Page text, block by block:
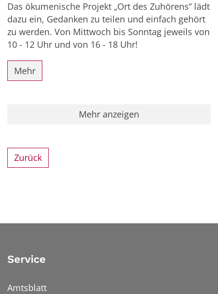
Das ökumenische Projekt „Ort des Zuhörens“ lädt
dazu ein, Gedanken zu teilen und einfach gehört
zu werden. Von Mittwoch bis Sonntag jeweils von
10 - 12 Uhr und von 16 - 18 Uhr!
Mehr
Mehr anzeigen
Zurück
Service
Amtsblatt